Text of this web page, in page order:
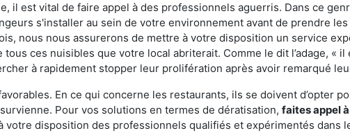
il est vital de faire appel à des professionnels aguerris. Dans ce
s'installer au sein de votre environnement avant de prendre
nous nous assurerons de mettre à votre disposition un service
ces nuisibles que votre local abriterait. Comme le dit l’adage, «
à rapidement stopper leur prolifération après avoir remarqué
En ce qui concerne les restaurants, ils se doivent d’opter
Pour vos solutions en termes de dératisation, faites appel
votre disposition des professionnels qualifiés et expérimentés dans